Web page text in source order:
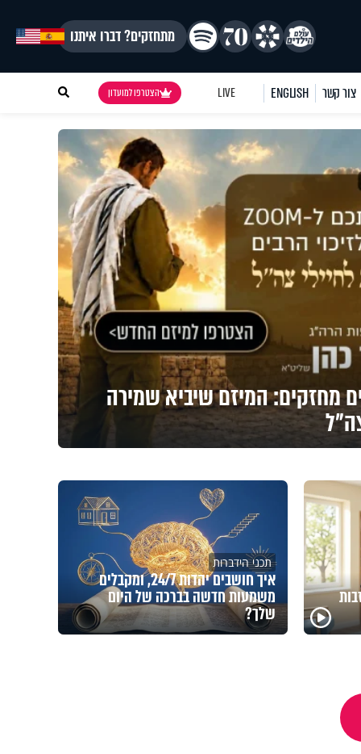
מתחזקים? דברו איתנו
צור קשר ENGLISH
LIVE הצטרפו למועדון
מחזקים: המיזם שיביא שמירה
תכני הידברות
איך חושבים יהדות 24/7, ומקבלים
משמעות חדשה בברכה של היום
שלך?